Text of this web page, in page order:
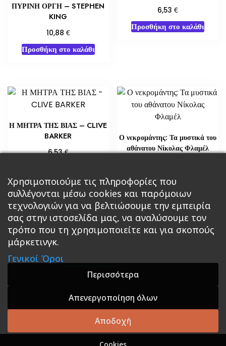
ΠΥΡΙΝΗ ΟΡΓΗ – STEPHEN
KING
10,88 €
Προσθήκη στο καλάθι
6,53€
Προσθήκη στο καλάθι
Η ΜΗΤΡΑ ΤΗΣ ΒΙΑΣ – CLIVE
BARKER
6,53€
Ο νεκρομάντης: Τα μυστικά του
αθάνατου Νίκολας Φλαμέλ
Διαβάστε περισσότερα
Κεντρική Βιβλία
Roleplaying Games Ψυχαγωγία Εκδόσεις Βάρδος
Σε Προσφορά
A theme by GradientThemes - A theme by Gradient
Themes
Χρησιμοποιούμε τις πληροφορίες που
συλλέγονται μέσω cookies και παρόμοιων
τεχνολογιών για να βελτιώσουμε την εμπειρία
σας στην ιστοσελίδα μας, να αναλύσουμε τον
τρόπο που τη χρησιμοποιείτε και για σκοπούς
μάρκετινγκ.
Γενικοί Όροι
Περισσότερα
Απενεργοποίηση όλων
Αποδοχή